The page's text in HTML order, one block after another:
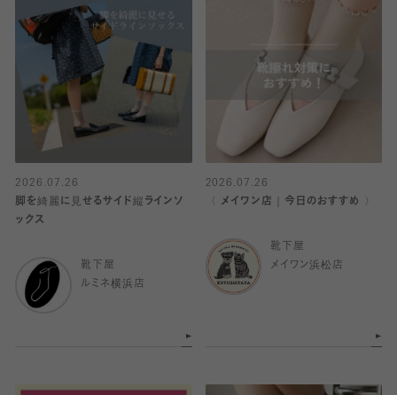
2026.07.26
脚を綺麗に見せるサイド縦ラインソ
ックス
靴下屋
ルミネ横浜店
2026.07.26
〈 メイワン店｜今日のおすすめ 〉
靴下屋
メイワン浜松店